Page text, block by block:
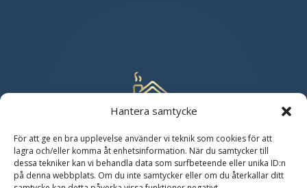
Hantera samtycke
För att ge en bra upplevelse använder vi teknik som cookies för att
lagra och/eller komma åt enhetsinformation. När du samtycker till
dessa tekniker kan vi behandla data som surfbeteende eller unika ID:n
på denna webbplats. Om du inte samtycker eller om du återkallar ditt